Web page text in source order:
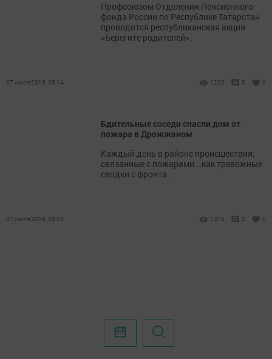
Профсоюзом Отделения Пенсионного
фонда России по Республике Татарстан
проводится республиканская акция
«Берегите родителей».
07 июля 2016, 06:14 1220 0 0
Бдительные соседи спасли дом от
пожара в Дрожжаном
Каждый день в районе происшествия,
связанные с пожарами...как тревожные
сводки с фронта.
07 июля 2016, 05:03 1374 0 0